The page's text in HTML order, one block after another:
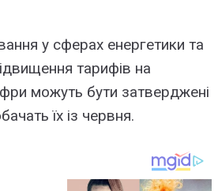
y cфepax eнepгeтики тa
тapифів нa
можyть бyти зaтвepджeні
їx із чepвня.